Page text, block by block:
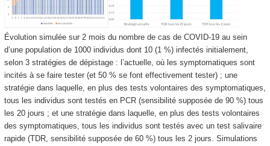
Évolution simulée sur 2 mois du nombre de cas de COVID-19 au sein
d’une population de 1000 individus dont 10 (1 %) infectés initialement,
selon 3 stratégies de dépistage : l’actuelle, où les symptomatiques sont
incités à se faire tester (et 50 % se font effectivement tester) ; une
stratégie dans laquelle, en plus des tests volontaires des symptomatiques,
tous les individus sont testés en PCR (sensibilité supposée de 90 %) tous
les 20 jours ; et une stratégie dans laquelle, en plus des tests volontaires
des symptomatiques, tous les individus sont testés avec un test salivaire
rapide (TDR, sensibilité supposée de 60 %) tous les 2 jours. Simulations